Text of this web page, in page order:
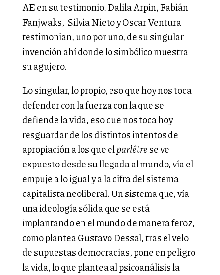
AE en su testimonio. Dalila Arpin, Fabián
Fanjwaks, Silvia Nieto y Oscar Ventura
testimonian, uno por uno, de su singular
invención ahí donde lo simbólico muestra
su agujero.
Lo singular, lo propio, eso que hoy nos toca
defender con la fuerza con la que se
defiende la vida, eso que nos toca hoy
resguardar de los distintos intentos de
apropiación a los que elparlêtrese ve
expuesto desde su llegada al mundo, vía el
empuje a lo igual y a la cifra del sistema
capitalista neoliberal. Un sistema que, vía
una ideología sólida que se está
implantando en el mundo de manera feroz,
como plantea Gustavo Dessal, tras el velo
de supuestas democracias, pone en peligro
la vida, lo que plantea al psicoanálisis la